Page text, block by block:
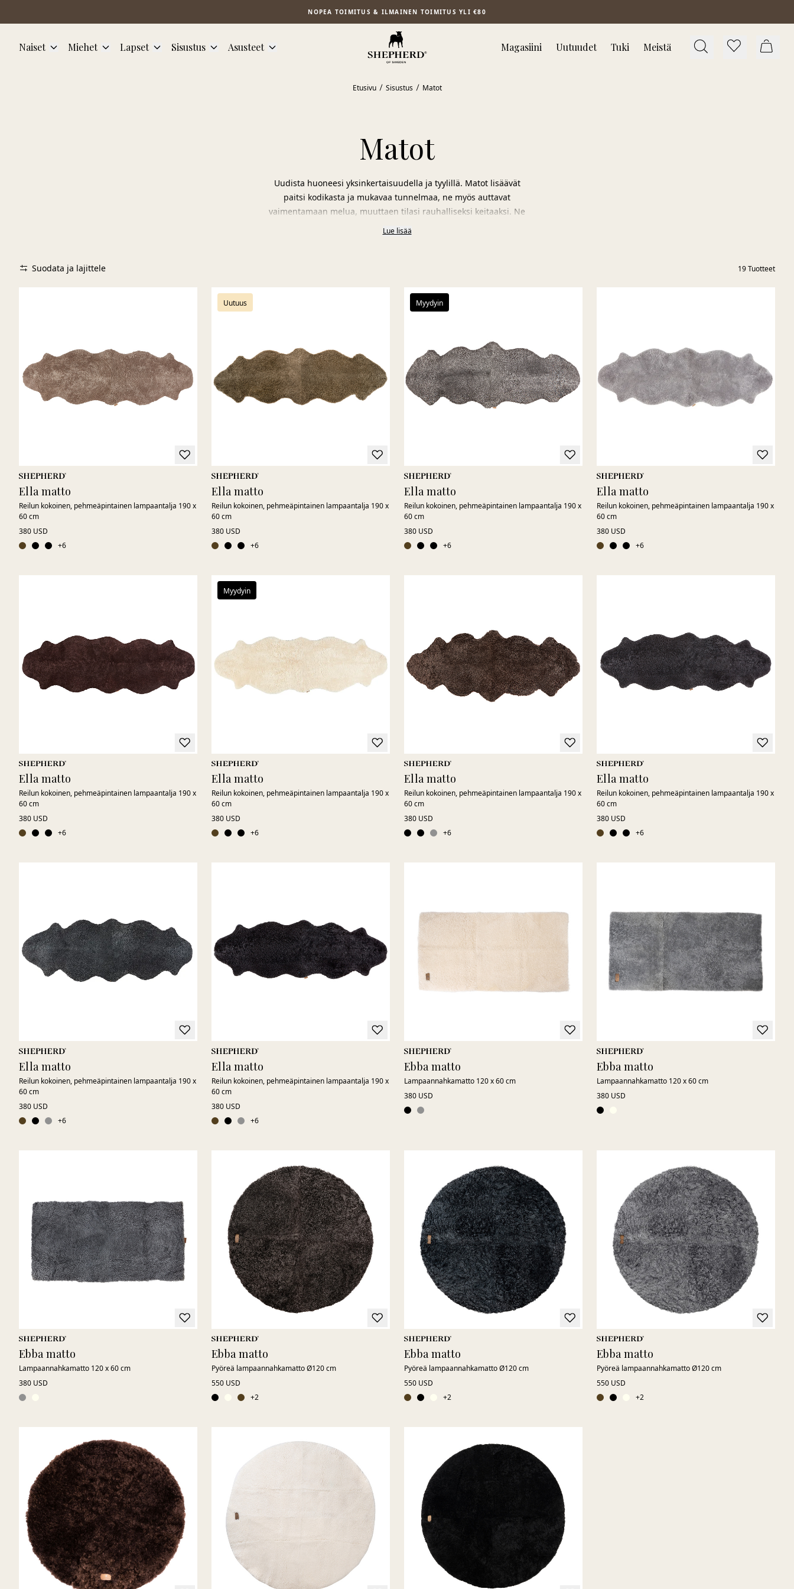
NOPEA TOIMITUS & ILMAINEN TOIMITUS YLI €80
Naiset Miehet Lapset Sisustus Asusteet Magasiini Uutuudet Tuki Meistä
Etusivu Sisustus Matot
Matot
Uudista huoneesi yksinkertaisuudella ja tyylillä. Matot lisäävät
paitsi kodikasta ja mukavaa tunnelmaa, ne myös auttavat
vaimentamaan melua, muuttaen tilasi rauhalliseksi keitaaksi. Ne
muuttavat kylmät lattiat lämpimiksi ja mukaviksi, täydellisiksi
Lue lisää
Suodata ja lajittele 19Tuotteet
Ella matto
Reilun kokoinen, pehmeäpintainen lampaantalja 190 x
60 cm
380 USD
+6
Uutuus
Ella matto
Reilun kokoinen, pehmeäpintainen lampaantalja 190 x
60 cm
380 USD
+6
Myydyin
Ella matto
Reilun kokoinen, pehmeäpintainen lampaantalja 190 x
60 cm
380 USD
+6
Ella matto
Reilun kokoinen, pehmeäpintainen lampaantalja 190 x
60 cm
380 USD
+6
Ella matto
Reilun kokoinen, pehmeäpintainen lampaantalja 190 x
60 cm
380 USD
+6
Myydyin
Ella matto
Reilun kokoinen, pehmeäpintainen lampaantalja 190 x
60 cm
380 USD
+6
Ella matto
Reilun kokoinen, pehmeäpintainen lampaantalja 190 x
60 cm
380 USD
+6
Ella matto
Reilun kokoinen, pehmeäpintainen lampaantalja 190 x
60 cm
380 USD
+6
Ella matto
Reilun kokoinen, pehmeäpintainen lampaantalja 190 x
60 cm
380 USD
+6
Ella matto
Reilun kokoinen, pehmeäpintainen lampaantalja 190 x
60 cm
380 USD
+6
Ebba matto
Lampaannahkamatto 120 x 60 cm
380 USD
Ebba matto
Lampaannahkamatto 120 x 60 cm
380 USD
Ebba matto
Lampaannahkamatto 120 x 60 cm
380 USD
Ebba matto
Pyöreä lampaannahkamatto Ø120 cm
550 USD
+2
Ebba matto
Pyöreä lampaannahkamatto Ø120 cm
550 USD
+2
Ebba matto
Pyöreä lampaannahkamatto Ø120 cm
550 USD
+2